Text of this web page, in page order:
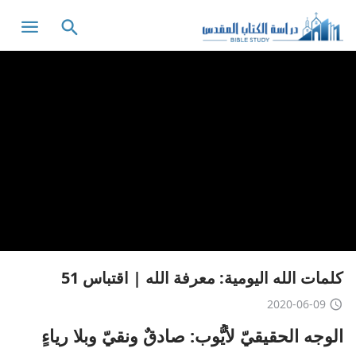
كلمات الله اليومية: معرفة الله | اقتباس 51
2020-06-09
الوجه الحقيقيّ لأيُّوب: صادقٌ ونقيّ وبلا رياءٍ